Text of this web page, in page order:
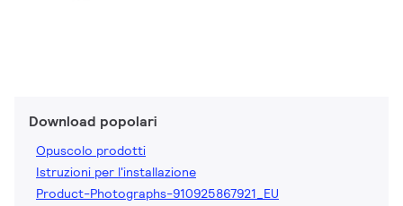
Download popolari
Opuscolo prodotti
Istruzioni per l'installazione
Product-Photographs-910925867921_EU